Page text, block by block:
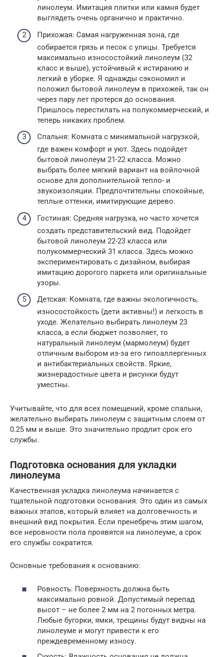
линолеум. Имитация плитки или камня будет
выглядеть очень органично и практично.
Прихожая: Самая нагруженная зона, где
собирается грязь и песок с улицы. Требуется
максимально износостойкий линолеум (32
класс и выше), устойчивый к истиранию и
легкий в уборке. Я однажды сэкономил и
положил бытовой линолеум в прихожей, так он
через пару лет протерся до основания.
Пришлось перестилать на полукоммерческий, и
теперь никаких проблем.
Спальня: Комната с минимальной нагрузкой,
где важен комфорт и уют. Здесь подойдет
бытовой линолеум 21-22 класса. Можно
выбрать более мягкий вариант на войлочной
основе для дополнительной тепло- и
звукоизоляции. Предпочтительны спокойные,
теплые оттенки, имитирующие дерево.
Гостиная: Средняя нагрузка, но часто хочется
создать представительский вид. Подойдет
бытовой линолеум 22-23 класса или
полукоммерческий 31 класса. Здесь можно
экспериментировать с дизайном, выбирая
имитацию дорогого паркета или оригинальные
узоры.
Детская: Комната, где важны экологичность,
износостойкость (дети активны!) и легкость в
уходе. Желательно выбирать линолеум 23
класса, а если бюджет позволяет, то
натуральный линолеум (мармолеум) будет
отличным выбором из-за его гипоаллергенных
и антибактериальных свойств. Яркие,
жизнерадостные цвета и рисунки будут
уместны.
Учитывайте, что для всех помещений, кроме спальни,
желательно выбирать линолеум с защитным слоем от
0.25 мм и выше. Это значительно продлит срок его
службы.
Подготовка основания для укладки
линолеума
Качественная укладка линолеума начинается с
тщательной подготовки основания. Это один из самых
важных этапов, который влияет на долговечность и
внешний вид покрытия. Если пренебречь этим шагом,
все неровности пола проявятся на линолеуме, а срок
его службы сократится.
Основные требования к основанию:
Ровность: Поверхность должна быть
максимально ровной. Допустимый перепад
высот – не более 2 мм на 2 погонных метра.
Любые бугорки, ямки, трещины будут видны на
линолеуме и могут привести к его
преждевременному износу.